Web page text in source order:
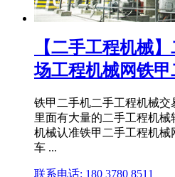
【二手工程机械
场工程机械网铁甲
铁甲二手机二手工程机械
里面有大量的二手工程机
机械认准铁甲二手工程机
车 ...
联系电话: 180 3780 8511